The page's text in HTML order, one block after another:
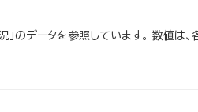
データを参照しています。 数値は、